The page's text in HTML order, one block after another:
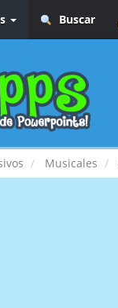
Buscar
Musicales